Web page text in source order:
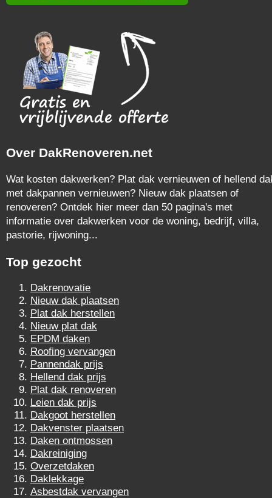
Over DakRenoveren.net
Wat kosten dakwerken? Plat dak vernieuwen of hellend
met dakpannen vernieuwen? Nieuw dak plaatsen of
renoveren? Ontdek hier meer dan 50 pagina's met
informatie over dakwerken voor de woning, bedrijf, villa,
pastorie, rijwoning...
Top gezocht
Dakrenovatie
Nieuw dak plaatsen
Plat dak herstellen
Nieuw plat dak
EPDM daken
Roofing vervangen
Pannendak prijs
Hellend dak prijs
Plat dak renoveren
Leien dak prijs
Dakgoot herstellen
Dakvenster plaatsen
Daken ontmossen
Dakreiniging
Overzetdaken
Daklekkage
Asbestdak vervangen